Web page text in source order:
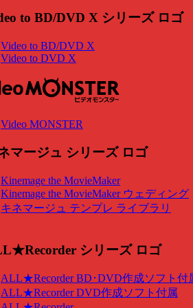
Video to BD/DVD X
Video to DVD X
Video MONSTER
Kinemage the MovieMaker
Kinemage the MovieMaker ウェディング
キネマージュ テンプレ ライブラリ
ALL★Recorder BD･DVD作成ソフト付
ALL★Recorder DVD作成ソフト付属